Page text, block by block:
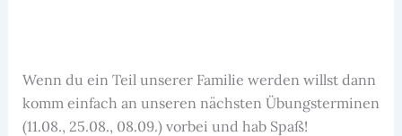
Wenn du ein Teil unserer Familie werden willst dann
komm einfach an unseren nächsten Übungsterminen
(11.08., 25.08., 08.09.) vorbei und hab Spaß!